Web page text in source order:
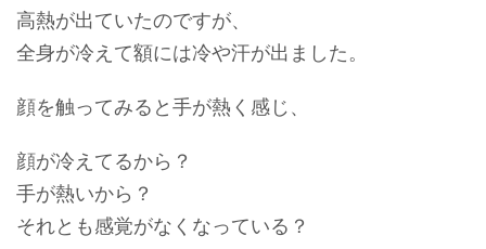
高熱が出ていたのですが、
全身が冷えて額には冷や汗が出ました。
顔を触ってみると手が熱く感じ、
顔が冷えてるから？
手が熱いから？
それとも感覚がなくなっている？